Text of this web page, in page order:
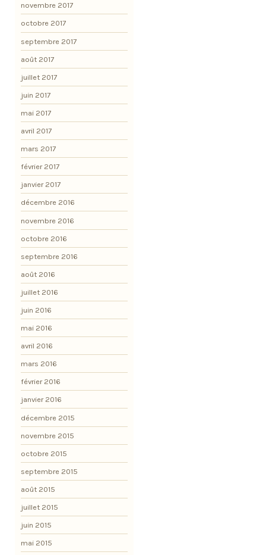
novembre 2017
octobre 2017
septembre 2017
août 2017
juillet 2017
juin 2017
mai 2017
avril 2017
mars 2017
février 2017
janvier 2017
décembre 2016
novembre 2016
octobre 2016
septembre 2016
août 2016
juillet 2016
juin 2016
mai 2016
avril 2016
mars 2016
février 2016
janvier 2016
décembre 2015
novembre 2015
octobre 2015
septembre 2015
août 2015
juillet 2015
juin 2015
mai 2015